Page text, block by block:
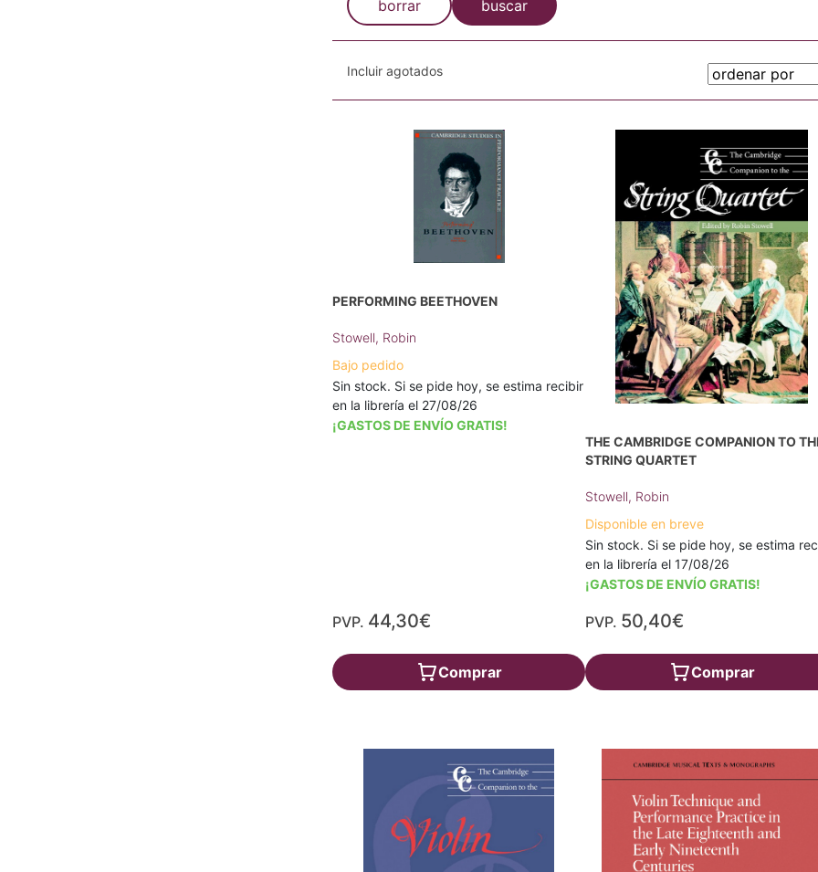
borrar buscar
Incluir agotados
PERFORMING BEETHOVEN
Stowell, Robin
Bajo pedido
Sin stock. Si se pide hoy, se estima recibir
en la librería el 27/08/26
¡GASTOS DE ENVÍO GRATIS!
PVP. 44,30€
Comprar
THE CAMBRIDGE COMPANION TO
STRING QUARTET
Stowell, Robin
Disponible en breve
Sin stock. Si se pide hoy, se estima
en la librería el 17/08/26
¡GASTOS DE ENVÍO GRATIS!
PVP. 50,40€
Comprar